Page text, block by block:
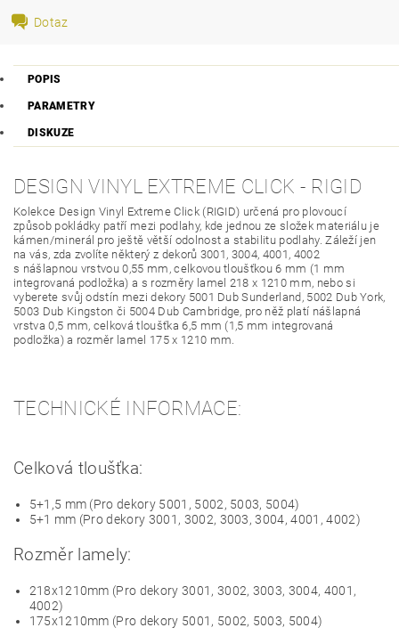
Dotaz
POPIS
PARAMETRY
DISKUZE
DESIGN VINYL EXTREME CLICK - RIGID
Kolekce Design Vinyl Extreme Click (RIGID) určená pro plovoucí
způsob pokládky patří mezi podlahy, kde jednou ze složek materiálu je
kámen/minerál pro ještě větší odolnost a stabilitu podlahy. Záleží jen
na vás, zda zvolíte některý z dekorů 3001, 3004, 4001, 4002
s nášlapnou vrstvou 0,55 mm, celkovou tloušťkou 6 mm (1 mm
integrovaná podložka) a s rozměry lamel 218 x 1210 mm, nebo si
vyberete svůj odstín mezi dekory 5001 Dub Sunderland, 5002 Dub York,
5003 Dub Kingston či 5004 Dub Cambridge, pro něž platí nášlapná
vrstva 0,5 mm, celková tloušťka 6,5 mm (1,5 mm integrovaná
podložka) a rozměr lamel 175 x 1210 mm.
TECHNICKÉ INFORMACE:
Celková tloušťka:
5+1,5 mm (Pro dekory 5001, 5002, 5003, 5004)
5+1 mm (Pro dekory 3001, 3002, 3003, 3004, 4001, 4002)
Rozměr lamely:
218x1210mm (Pro dekory 3001, 3002, 3003, 3004, 4001,
4002)
175x1210mm (Pro dekory 5001, 5002, 5003, 5004)